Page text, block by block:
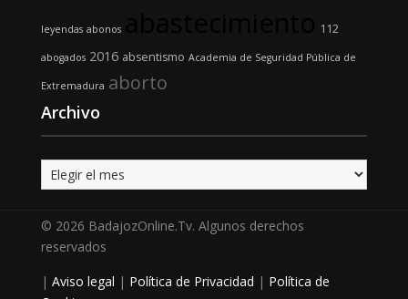
leyendas abonos 112
abogados 2016 absentismo Academia de Seguridad Pública de
Extremadura aborto
Archivo
Archivo
© 2026 BadajozOnline.Tv. Algunos derechos
reservados
| Aviso legal | Política de Privacidad | Política de